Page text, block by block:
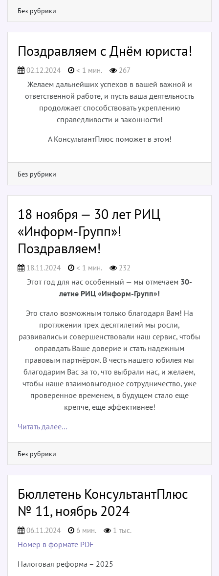
Без рубрики
Поздравляем с Днём юриста!
02.12.2024 < 1 мин. 267
Желаем дальнейших успехов в вашей важной и
ответственной работе, и пусть ваша деятельность
продолжает способствовать укреплению
справедливости и законности!
А КонсультантПлюс поможет в этом!
Без рубрики
18 ноября — 30 лет РИЦ
«Информ-Групп»!
Поздравляем!
18.11.2024 < 1 мин. 232
Этот год для нас особенный — мы отмечаем 30-
летие РИЦ «Информ-Групп»!
Это стало возможным только благодаря Вам! На
протяжении трех десятилетий мы росли,
развивались и совершенствовали наш сервис, чтобы
оправдать Ваше доверие и стать надежным
правовым партнёром. В честь нашего юбилея мы
благодарим Вас за то, что выбрали нас, и желаем,
чтобы наше взаимовыгодное сотрудничество, уже
проверенное временем, в будущем стало еще
крепче, еще эффективнее!
Читать далее…
Без рубрики
Бюллетень КонсультантПлюс
№ 11, ноябрь 2024
06.11.2024 6 мин. 1 тыс.
Номер в формате PDF
Налоговая реформа – 2025